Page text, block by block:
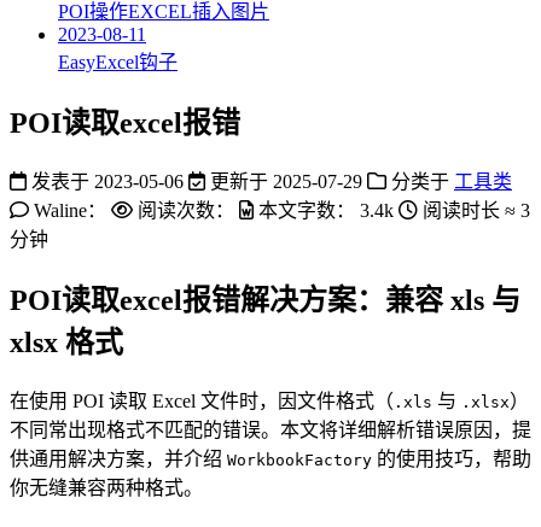
POI操作EXCEL插入图片
2023-08-11
EasyExcel钩子
POI读取excel报错
发表于 2023-05-06 更新于 2025-07-29 分类于 工具类
Waline：
阅读次数： 本文字数： 3.4k 阅读时长 ≈ 3
分钟
POI读取excel报错解决方案：兼容 xls 与
xlsx 格式
在使用 POI 读取 Excel 文件时，因文件格式（ .xls 与 .xlsx）
不同常出现格式不匹配的错误。本文将详细解析错误原因，提
供通用解决方案，并介绍 WorkbookFactory 的使用技巧，帮助
你无缝兼容两种格式。